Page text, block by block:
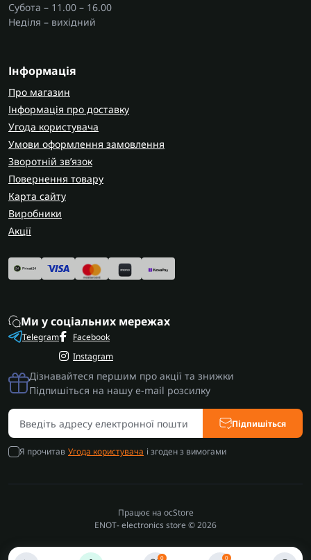
0 0
Субота – 11.00 – 16.00
Неділя – вихідний
Інформація
Про магазин
Інформація про доставку
Угода користувача
Умови оформлення замовлення
Зворотній зв’язок
Повернення товару
Карта сайту
Виробники
Акції
Ми у соціальних мережах
Telegram
Facebook
Instagram
Дізнавайтеся першим про акції та знижки
Підпишіться на нашу e-mail розсилку
Підпишіться
Я прочитав Угода користувача і згоден з вимогами
Працює на ocStore
ENOT- electronics store © 2026